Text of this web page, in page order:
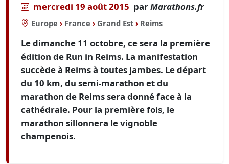
mercredi 19 août 2015 parMarathons.fr
Europe › France › Grand Est › Reims
Le dimanche 11 octobre, ce sera la première
édition de Run in Reims. La manifestation
succède à Reims à toutes jambes. Le départ
du 10 km, du semi-marathon et du
marathon de Reims sera donné face à la
cathédrale. Pour la première fois, le
marathon sillonnera le vignoble
champenois.